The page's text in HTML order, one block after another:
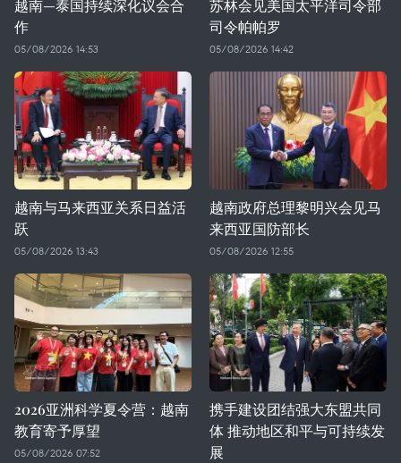
越南—泰国持续深化议会合
作
05/08/2026 14:53
苏林会见美国太平洋司令部
司令帕帕罗
05/08/2026 14:42
越南与马来西亚关系日益活
跃
05/08/2026 13:43
越南政府总理黎明兴会见马
来西亚国防部长
05/08/2026 12:55
2026亚洲科学夏令营：越南
教育寄予厚望
05/08/2026 07:52
携手建设团结强大东盟共同
体 推动地区和平与可持续发
展